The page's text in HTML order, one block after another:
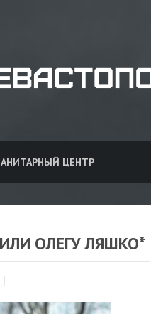
ЦЕНТР
ОЛЕГУ ЛЯШКО*